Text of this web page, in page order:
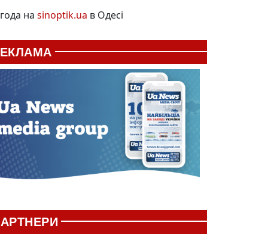
на sinoptik.ua в Одесі